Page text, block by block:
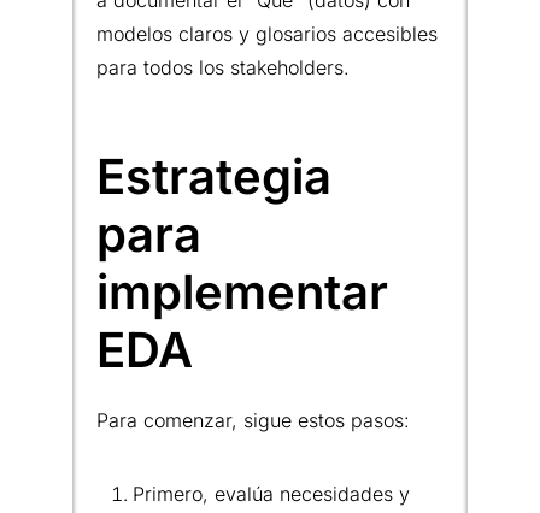
modelos claros y glosarios accesibles
para todos los stakeholders.
Estrategia
para
implementar
EDA
Para comenzar, sigue estos pasos:
Primero, evalúa necesidades y